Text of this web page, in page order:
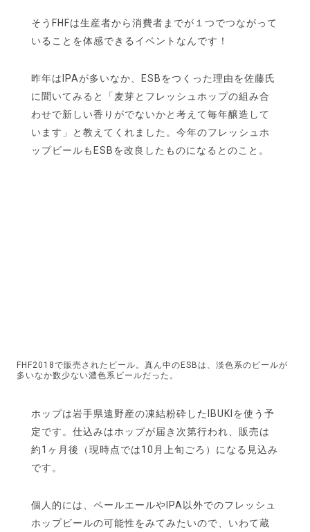
そうFHFは生産者から消費者までが１つでつながって
いることを体感できるイベントなんです！
昨年はIPAが多いなか、ESBをつくった理由を佐藤氏
に聞いてみると「麦芽とフレッシュホップの組み合
わせで新しい香りがでないかと考えて毎年醸造して
います」と教えてくれました。今年のフレッシュホ
ップビールもESBを改良したものになるとのこと。
FHF2018で販売されたビール。真ん中のESBは、淡色系のビールが
多いなか数少ない濃色系ビールだった。
ホップは岩手県遠野産の凍結粉砕したIBUKIを使う予
定です。仕込みはホップが届き次第行われ、販売は
約1ヶ月後（現時点では10月上旬ごろ）になる見込み
です。
個人的には、ペールエールやIPA以外でのフレッシュ
ホップビールの可能性をみてみたいので、いわて蔵